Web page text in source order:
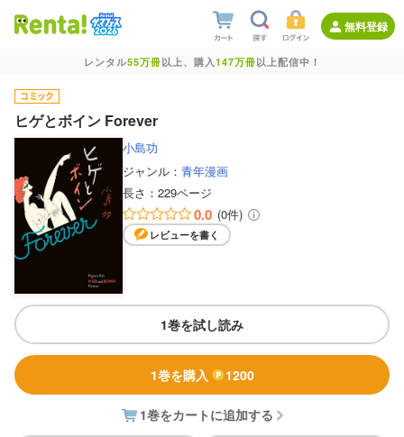
無料登録
レンタル55万冊以上、購入147万冊以上配信中！
ヒゲとボイン Forever
小島功
ジャンル： 青年漫画
長さ： 229ページ
0.0 (0件)
レビューを書く
1巻を試し読み
1巻を購入 1200
1巻をカートに追加する